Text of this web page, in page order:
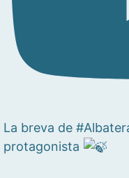
La breva de
protagonista